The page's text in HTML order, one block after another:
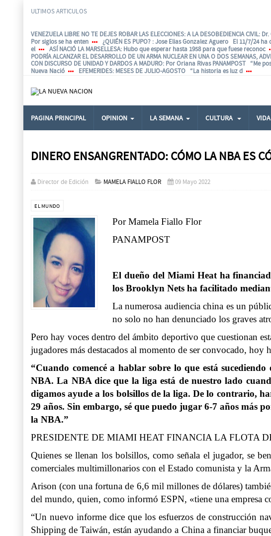
ULTIMOS ARTICULOS
VENEZUELA LIBRE NO TE DEJES ROBAR LAS ELECCIONES: A LA DESOBEDIENCIA CIVIL: Dr.
Por siglos se ha enten
¿QUIÉN ES PUPO? : Jose Elias Gonzalez Aguero El 11/7/24 ha
el
ASÍ NACIÓ LA MARSELLESA: Hubo que esperar hasta 1958 para que fuese reconoc
PODRÍA ALCANZAR EL DESARROLLO DE UN ARMA NUCLEAR EN UNA O DOS SEMANAS,
CON DISCURSO DE UNIDAD Y DARDOS A MADURO: Por Oriana Rivas PANAMPOST “Me
Nueva Nació
EFEMERIDES: MESES DE JULIO-AGOSTO “La historia es luz d
PAGINA PRINCIPAL OPINION LA SEMANA CULTURA VIDA
DINERO ENSANGRENTADO: CÓMO LA NBA ES
Director de Edición MAMELA FIALLO FLOR 09 Mayo 2022
EL MUNDO
Por Mamela Fiallo Flor
PANAMPOST
El dueño del Miami Heat ha
los Brooklyn Nets ha facilitado
La numerosa audiencia china es un
no solo no han denunciado los graves
Pero hay voces dentro del ámbito deportivo que cuestionan
jugadores más destacados al momento de ser convocado,
“Cuando comencé a hablar sobre lo que está
NBA. La NBA dice que la liga está de nuestro lado
digamos ayude a los bolsillos de la liga. De lo contrario,
29 años. Sin embargo, sé que puedo jugar 6-7 años más
la NBA.”
PRESIDENTE DE MIAMI HEAT FINANCIA LA FLOTA
Quienes se llenan los bolsillos, como señala el jugador, se
comerciales multimillonarios con el Estado comunista y la
Arison (con una fortuna de 6,6 mil millones de dólares)
del mundo, quien, como informó ESPN, «tiene una empresa
“Un nuevo informe dice que los esfuerzos de construcción
Shipping de Taiwán, están ayudando a China a financiar